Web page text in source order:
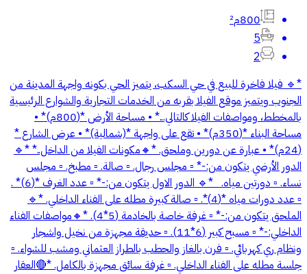
800م²
5
2
*🔹 فيلا فاخرة للبيع في حي السكب، يتميز الحي بكونه واجهة المدينة من
الجنوب ويتميز موقع الفيلا بقربه من الخدمات التجارية والشوارع الرئيسية
بالمخطط، ومواصفات الفيلا كالتالي...* • مساحة الأرض *(800م)* •
⁠مساحة البناء *(350م)* • تقع على واجهة *(شمالية)* • عرض الشارع *
(24م)* • ⁠عبارة عن دورين وملحق. *🔸مكونات الفيلا من الداخل..* *🔹
الدور الأرضي يتكون من:-* ▫️ ⁠مجلس رجال. ▫️ ⁠صالة. ▫️ ⁠مطبخ. ▫️ ⁠مجلس
نساء. ▫️ ⁠دورتين مياه. ⁠ ⁠ ⁠*🔹 الدور الاول يتكون من:-* ▫️ عدد الغرف *(6)* .
▫️ عدد دورات مياه *(4)*. ▫️ صالة كبيرة مطله على الفناء الداخلي. *🔹
الملحق يتكون من:-* ▫️ غرفة خاصة بالخادمة (5*4). *🔸مواصفات الفناء
الداخلي:-* ▫️ مسبح كبير (6*11). ▫️ حديقة مجهزة من نخيل واشجار
ونظام ري كهربائي. ▫️ فرن بالغاز والحطب بالطراز العثماني ومشب للشواء. ▫️
جلسة مطله على الفناء الداخلي. ▫️ غرفة سائق مجهزة بالكامل. *🔴العقار